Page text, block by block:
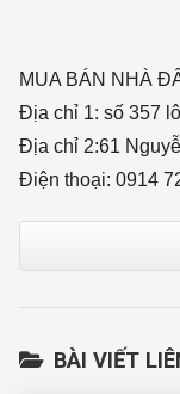
MUA BÁN NHÀ
Địa chỉ 1: số 357
Địa chỉ 2:61
Điện thoại: 0914
BÀI VIẾT